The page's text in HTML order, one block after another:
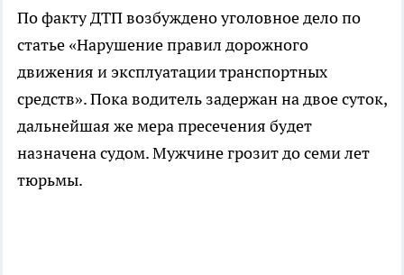
По факту ДТП возбуждено уголовное дело по
статье «Нарушение правил дорожного
движения и эксплуатации транспортных
средств». Пока водитель задержан на двое суток,
дальнейшая же мера пресечения будет
назначена судом. Мужчине грозит до семи лет
тюрьмы.